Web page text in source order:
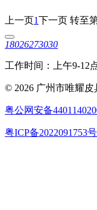
上一页1下一页 转至
18026273030
工作时间：上午9-12
© 2026 广州市唯耀
粤公网安备
粤ICP备2022091753号